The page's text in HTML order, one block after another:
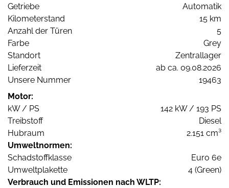
Getriebe
Automatik
Kilometerstand
15 km
Anzahl der Türen
5
Farbe
Grey
Standort
Zentrallager
Lieferzeit
ab ca. 09.08.2026
Unsere Nummer
19463
Motor:
kW / PS
142 kW / 193 PS
Treibstoff
Diesel
Hubraum
2.151 cm³
Umweltnormen:
Schadstoffklasse
Euro 6e
Umweltplakette
4 (Green)
Verbrauch und Emissionen nach WLTP: